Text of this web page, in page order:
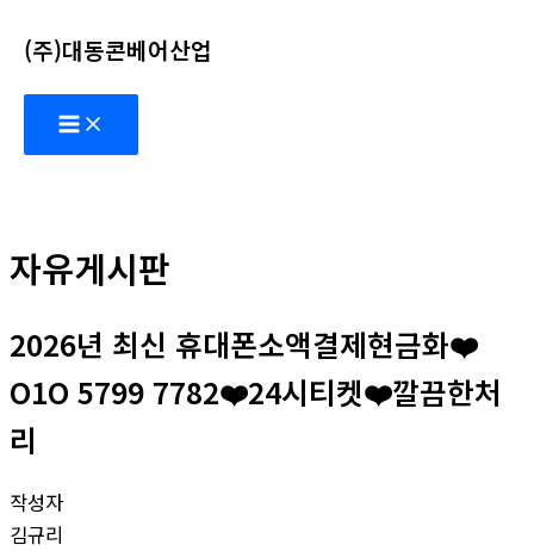
텐
츠
건
기
(주)대동콘베어산업
Main
Menu
자유게시판
2026년 최신 휴대폰소액결제현금화❤️
O1O 5799 7782❤️24시티켓❤️깔끔한처
리
작성자
김규리